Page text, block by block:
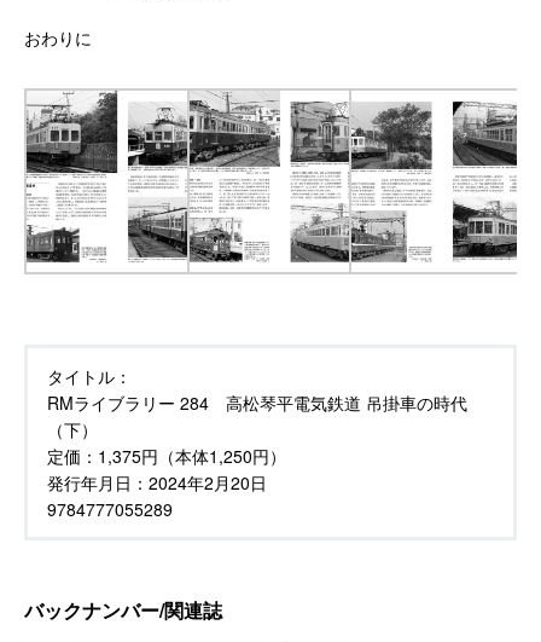
おわりに
タイトル：
RMライブラリー 284 高松琴平電気鉄道 吊掛車の時代
（下）
定価： 1,375円（本体1,250円）
発行年月日： 2024年2月20日
9784777055289
バックナンバー/関連誌